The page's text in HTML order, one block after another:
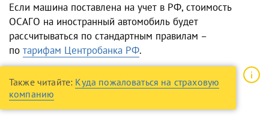
Если машина поставлена на учет в РФ, стоимость
ОСАГО на иностранный автомобиль будет
рассчитываться по стандартным правилам –
по тарифам Центробанка РФ.
Также читайте: Куда пожаловаться на страховую
компанию